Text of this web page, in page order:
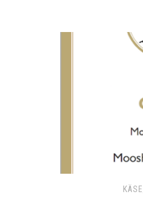
KÄSE